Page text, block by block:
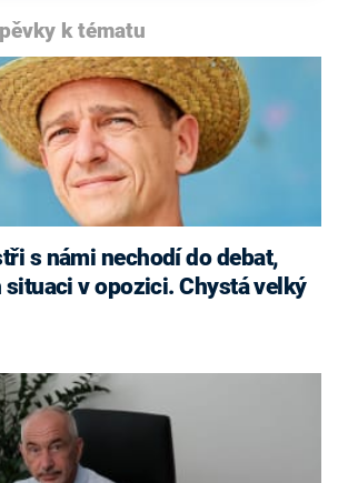
k tématu
s námi nechodí do debat,
situaci v opozici. Chystá velký